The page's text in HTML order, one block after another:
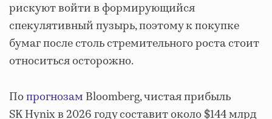
рискуют войти в формирующийся
спекулятивный пузырь, поэтому к покупке
бумаг после столь стремительного роста стоит
относиться осторожно.
Попрогнозам Bloomberg, чистая прибыль
SK Hynix в 2026 году составит около $144 млрд